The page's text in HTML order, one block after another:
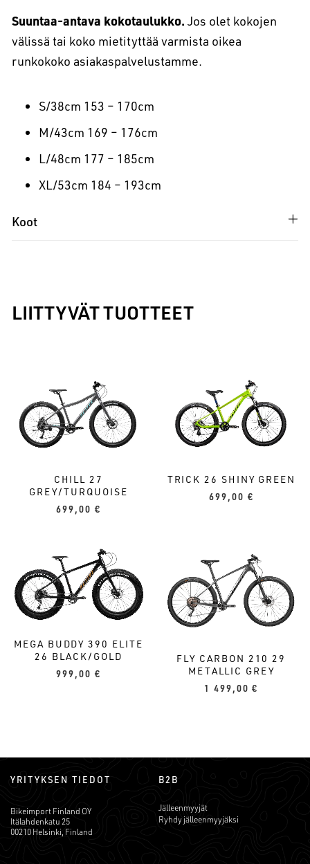
Suuntaa-antava kokotaulukko. Jos olet kokojen
välissä tai koko mietityttää varmista oikea
runkokoko asiakaspalvelustamme.
S/38cm 153 – 170cm
M/43cm 169 – 176cm
L/48cm 177 – 185cm
XL/53cm 184 – 193cm
Koot
LIITTYVÄT TUOTTEET
CHILL 27
GREY/TURQUOISE
699,00 €
TRICK 26 SHINY GREEN
699,00 €
MEGA BUDDY 390 ELITE
26 BLACK/GOLD
999,00 €
FLY CARBON 210 29
METALLIC GREY
1 499,00€
YRITYKSEN TIEDOT
Bikeimport Finland OY
Itälahdenkatu 25
00210 Helsinki, Finland
B2B
Jälleenmyyjät
Ryhdy jälleenmyyjäksi